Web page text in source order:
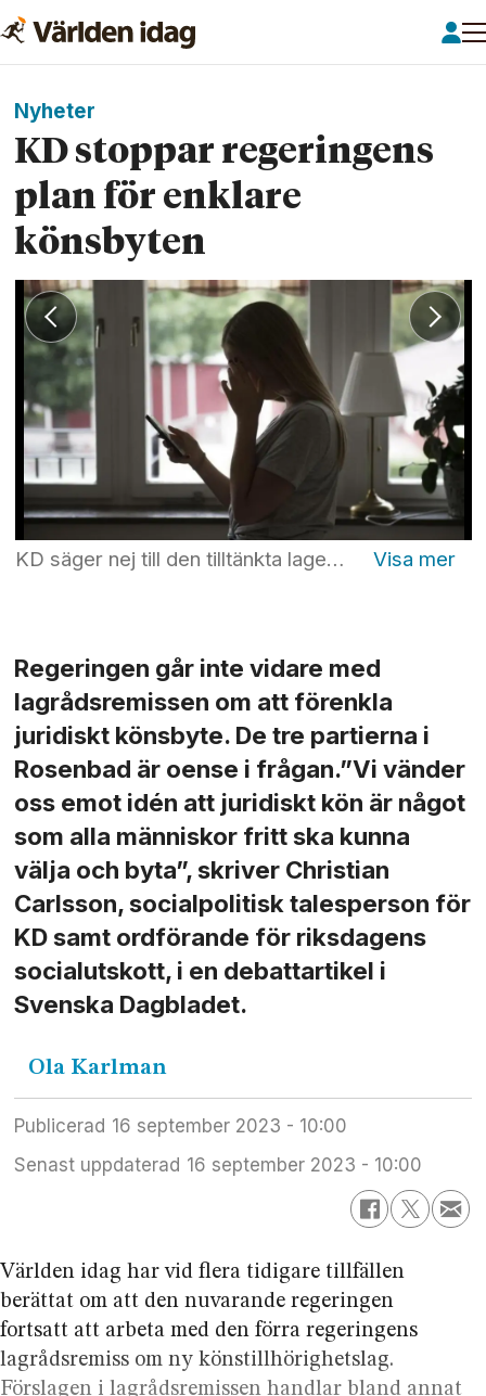
Nyheter
KD stoppar regeringens
plan för enklare
könsbyten
KD säger nej till den tilltänkta lagen om förenklade juridiska könsbyten. M och L avser att söka andra samarbetspartners i riksdagen i denna fråga. Foto: Fredrik Sandberg/TT
Regeringen går inte vidare med
lagrådsremissen om att förenkla
juridiskt könsbyte. De tre partierna i
Rosenbad är oense i frågan.”Vi vänder
oss emot idén att juridiskt kön är något
som alla människor fritt ska kunna
välja och byta”, skriver Christian
Carlsson, socialpolitisk talesperson för
KD samt ordförande för riksdagens
socialutskott, i en debattartikel i
Svenska Dagbladet.
Ola Karlman
Publicerad
16 september 2023 - 10:00
Senast uppdaterad
16 september 2023 - 10:00
Världen idag har vid flera tidigare tillfällen
berättat om att den nuvarande regeringen
fortsatt att arbeta med den förra regeringens
lagrådsremiss om ny könstillhörighetslag.
Förslagen i lagrådsremissen handlar bland annat